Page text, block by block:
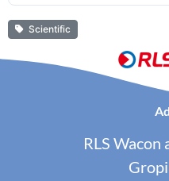
Scientific
RLS Wacon